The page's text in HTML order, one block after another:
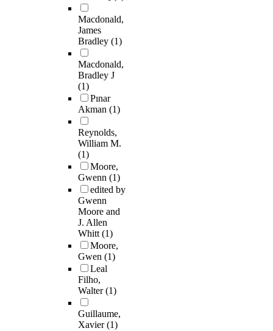
Macdonald,
James
Bradley (1)
Macdonald,
Bradley J
(1)
Pınar
Akman (1)
Reynolds,
William M.
(1)
Moore,
Gwenn (1)
edited by
Gwenn
Moore and
J. Allen
Whitt(1)
Moore,
Gwen (1)
Leal
Filho,
Walter(1)
Guillaume,
Xavier(1)